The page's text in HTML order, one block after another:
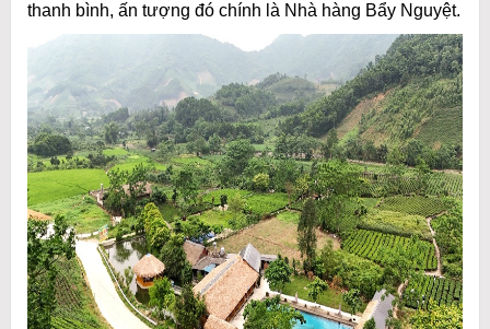
thanh bình, ấn tượng đó chính là Nhà hàng Bẩy Nguyệt.